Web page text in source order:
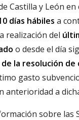
Castilla y León en
días hábiles a
realización del
o desde el día
la resolución de
gasto
anterioridad a
sobre las